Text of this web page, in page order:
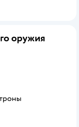
оружия